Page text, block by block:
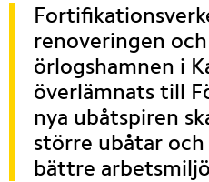
renoveringen
örlogshamnen i
överlämnats till
nya ubåtspiren
större ubåtar
bättre